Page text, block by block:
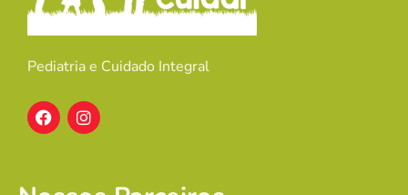
Pediatria e Cuidado Integral